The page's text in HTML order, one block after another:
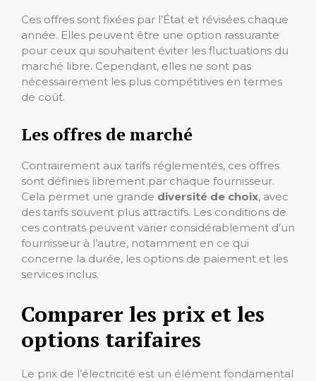
Ces offres sont fixées par l’État et révisées chaque
année. Elles peuvent être une option rassurante
pour ceux qui souhaitent éviter les fluctuations du
marché libre. Cependant, elles ne sont pas
nécessairement les plus compétitives en termes
de coût.
Les offres de marché
Contrairement aux tarifs réglementés, ces offres
sont définies librement par chaque fournisseur.
Cela permet une grande diversité de choix, avec
des tarifs souvent plus attractifs. Les conditions de
ces contrats peuvent varier considérablement d’un
fournisseur à l’autre, notamment en ce qui
concerne la durée, les options de paiement et les
services inclus.
Comparer les prix et les
options tarifaires
Le prix de l’électricité est un élément fondamental